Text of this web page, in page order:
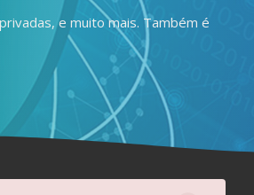
e muito mais. Também é